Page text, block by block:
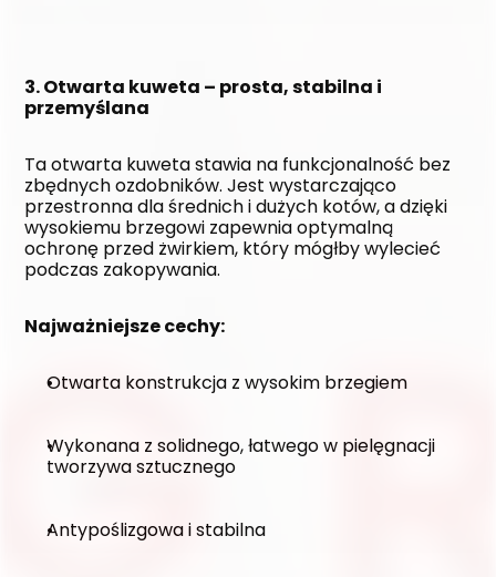
3. Otwarta kuweta – prosta, stabilna i
przemyślana
Ta otwarta kuweta stawia na funkcjonalność bez
zbędnych ozdobników. Jest wystarczająco
przestronna dla średnich i dużych kotów, a dzięki
wysokiemu brzegowi zapewnia optymalną
ochronę przed żwirkiem, który mógłby wylecieć
podczas zakopywania.
Najważniejsze cechy:
Otwarta konstrukcja z wysokim brzegiem
Wykonana z solidnego, łatwego w pielęgnacji
tworzywa sztucznego
Antypoślizgowa i stabilna